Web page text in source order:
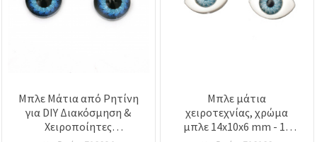
Μπλε Μάτια από Ρητίνη
για DIY Διακόσμηση &
Χειροποίητες
Μπλε μάτια
χειροτεχνίας, χρώμα
μπλε 14x10x6 mm - 10